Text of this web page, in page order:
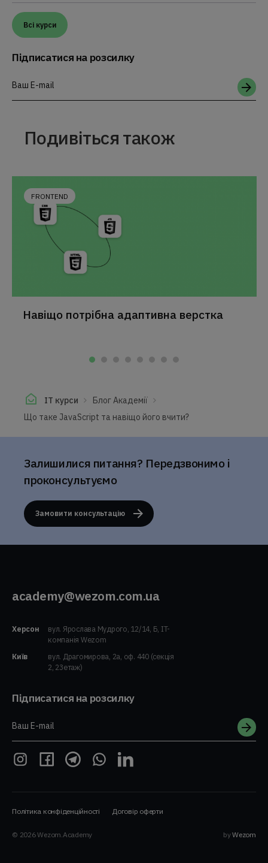
Всі курси
Підписатися на розсилку
Ваш E-mail
Подивіться також
FRONTEND
Навіщо потрібна адаптивна верстка
IT курси
Блог Академії
Що таке JavaScript та навіщо його вчити?
Залишилися питання? Передзвонимо і
проконсультуємо
Замовити консультацію
academy@wezom.com.ua
Херсон
вул. Ярослава Мудрого, 12/14, Б, IT-
компанія Wezom
Київ
вул. Драгомирова, 2а, оф. 440 (секція
2, 23етаж)
Підписатися на розсилку
Ваш E-mail
Політика конфіденційності Договір оферти
© 2026 Wezom.Academy byWezom